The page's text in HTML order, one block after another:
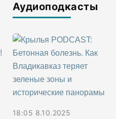
Аудиоподкасты
18:05 8.10.2025